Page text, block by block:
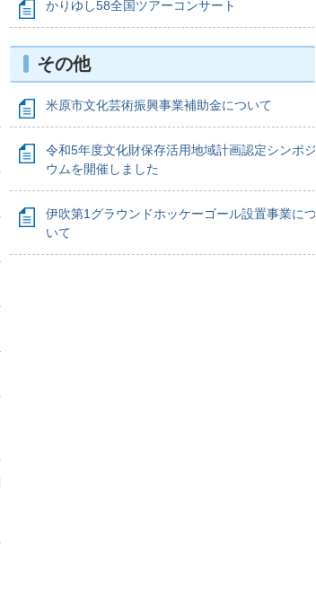
かりゆし58全国ツアーコンサート
その他
米原市文化芸術振興事業補助金について
令和5年度文化財保存活用地域計画認定シンポジ
ウムを開催しました
伊吹第1グラウンドホッケーゴール設置事業につ
いて